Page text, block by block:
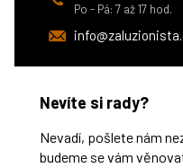
Po - Pá: 7 až 17 hod.
Nevíte si rady?
Nevadí, pošlete nám
budeme se vám